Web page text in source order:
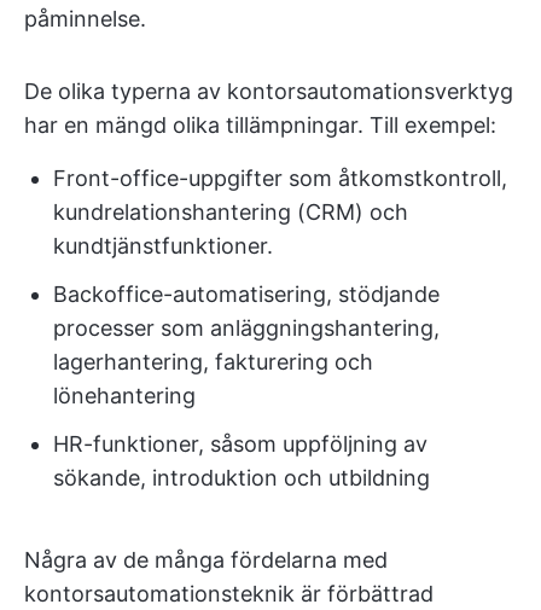
påminnelse.
De olika typerna av kontorsautomationsverktyg
har en mängd olika tillämpningar. Till exempel:
Front-office-uppgifter som åtkomstkontroll,
kundrelationshantering (CRM) och
kundtjänstfunktioner.
Backoffice-automatisering, stödjande
processer som anläggningshantering,
lagerhantering, fakturering och
lönehantering
HR-funktioner, såsom uppföljning av
sökande, introduktion och utbildning
Några av de många fördelarna med
kontorsautomationsteknik är förbättrad